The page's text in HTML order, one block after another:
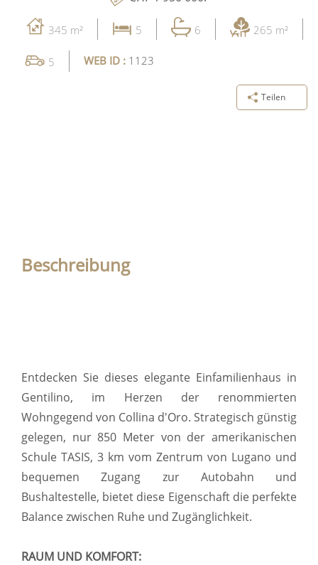
345 m² 5 6 265 m²
5 WEB ID : 1123
Teilen
Beschreibung
Entdecken Sie dieses elegante Einfamilienhaus in
Gentilino, im Herzen der renommierten
Wohngegend von Collina d'Oro. Strategisch günstig
gelegen, nur 850 Meter von der amerikanischen
Schule TASIS, 3 km vom Zentrum von Lugano und
bequemen Zugang zur Autobahn und
Bushaltestelle, bietet diese Eigenschaft die perfekte
Balance zwischen Ruhe und Zugänglichkeit.
RAUM UND KOMFORT: